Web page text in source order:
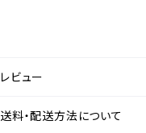
レビュー
送料・配送方法について